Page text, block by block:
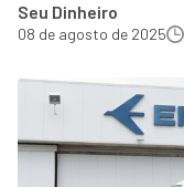
Seu Dinheiro
08 de agosto de 2025